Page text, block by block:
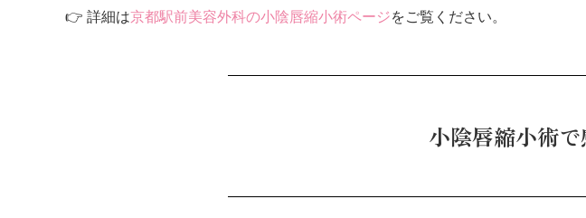
👉 詳細は京都駅前美容外科の小陰唇縮小術ページをご覧ください。
小陰唇縮小術